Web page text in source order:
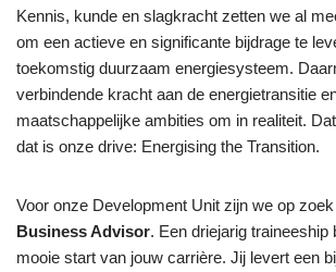
Kennis, kunde en slagkracht zetten we al
om een actieve en significante bijdrage te
toekomstig duurzaam energiesysteem.
verbindende kracht aan de energietransitie
maatschappelijke ambities om in realiteit.
dat is onze drive: Energising the Transition.
Voor onze Development Unit zijn we op
Business Advisor. Een driejarig traineeship
mooie start van jouw carrière. Jij levert een